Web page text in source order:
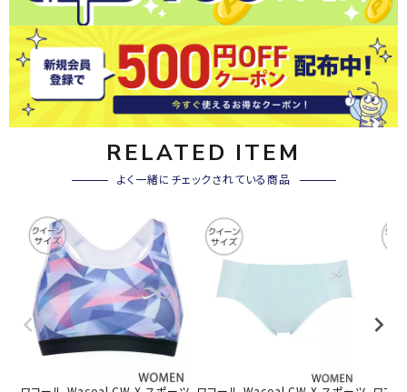
RELATED ITEM
よく一緒にチェックされている商品